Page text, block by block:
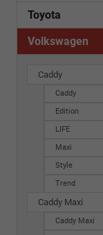
Toyota
Volkswagen
Caddy
Caddy
Edition
LIFE
Maxi
Style
Trend
Caddy Maxi
Caddy Maxi